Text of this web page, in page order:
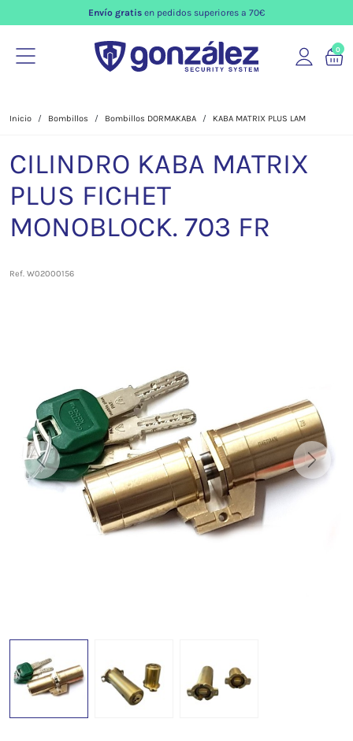
Envío gratis en pedidos superiores a 70€
0
Inicio Bombillos Bombillos DORMAKABA KABA MATRIX PLUS LAM
CILINDRO KABA MATRIX
PLUS FICHET
MONOBLOCK. 703 FR
Ref. W02000156
Previous Next